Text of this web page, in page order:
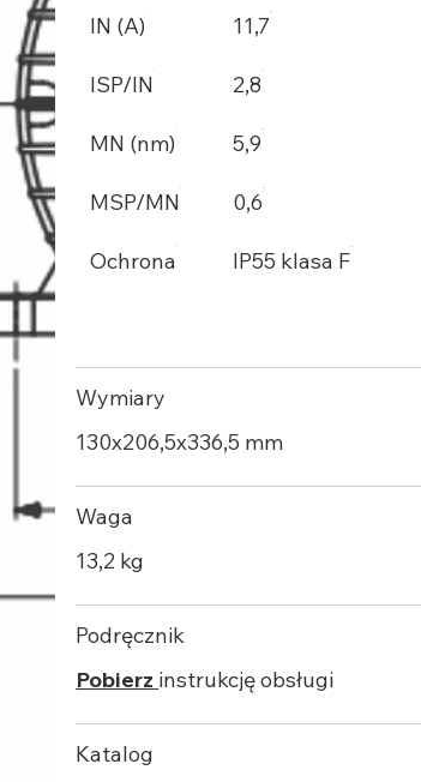
IN (A) 11,7
ISP/IN 2,8
MN (nm) 5,9
MSP/MN 0,6
Ochrona IP55 klasa F
Wymiary
130х206,5x336,5 mm
Waga
13,2 kg
Podręcznik
Pobierz instrukcję obsługi
Katalog